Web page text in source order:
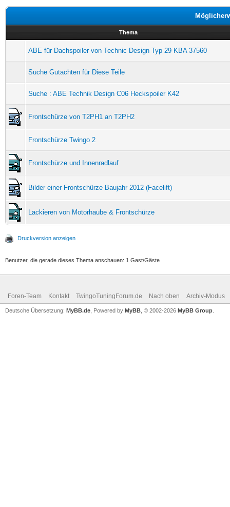
Thema
ABE für Dachspoiler von Technic Design Typ 29 KBA 37560
Suche Gutachten für Diese Teile
Suche : ABE Technik Design C06 Heckspoiler K42
Frontschürze von T2PH1 an T2PH2
Frontschürze Twingo 2
Frontschürze und Innenradlauf
Bilder einer Frontschürze Baujahr 2012 (Facelift)
Lackieren von Motorhaube & Frontschürze
Druckversion anzeigen
Benutzer, die gerade dieses Thema anschauen: 1 Gast/Gäste
Foren-Team Kontakt TwingoTuningForum.de Nach oben Archiv-Modus
Deutsche Übersetzung: MyBB.de , Powered by MyBB , © 2002-2026 MyBB Group